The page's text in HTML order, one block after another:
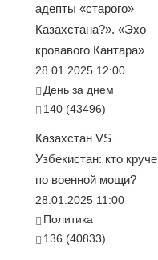
адепты «старого»
Казахстана?». «Эхо
кровавого Кантара»
28.01.2025 12:00
День за днем
140 (43496)
Казахстан VS
Узбекистан: кто круче
по военной мощи?
28.01.2025 11:00
Политика
136 (40833)